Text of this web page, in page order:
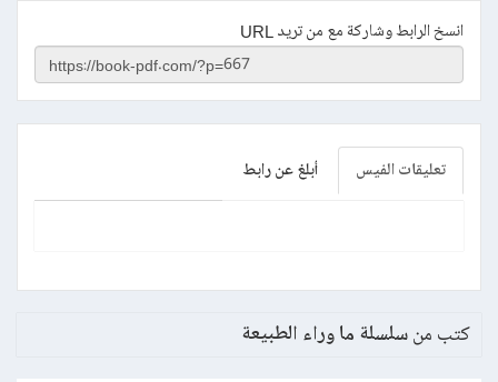
انسخ الرابط وشاركة مع من تريد URL
تعليقات الفيس أبلغ عن رابط
كتب من سلسلة ما وراء الطبيعة